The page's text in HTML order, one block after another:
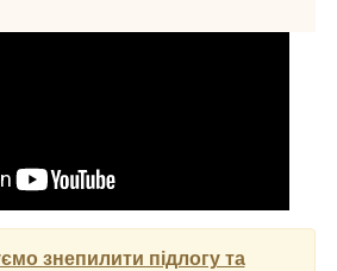
знепилити підлогу та